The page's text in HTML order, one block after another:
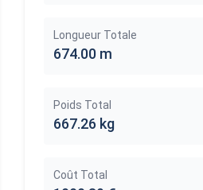
Longueur Totale
674.00 m
Poids Total
667.26 kg
Coût Total